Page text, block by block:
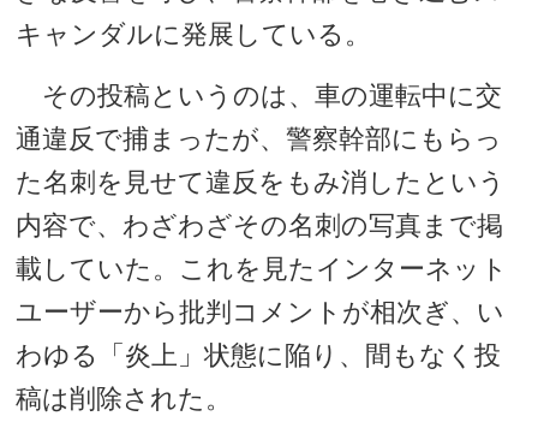
キャンダルに発展している。
その投稿というのは、車の運転中に交
通違反で捕まったが、警察幹部にもらっ
た名刺を見せて違反をもみ消したという
内容で、わざわざその名刺の写真まで掲
載していた。これを見たインターネット
ユーザーから批判コメントが相次ぎ、い
わゆる「炎上」状態に陥り、間もなく投
稿は削除された。